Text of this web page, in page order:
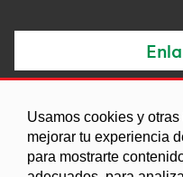
Usamos cookies y
mejorar tu experiencia
para mostrarte